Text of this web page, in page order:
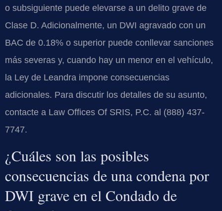
o subsiguiente puede elevarse a un delito grave de
Clase D. Adicionalmente, un DWI agravado con un
BAC de 0.18% o superior puede conllevar sanciones
más severas y, cuando hay un menor en el vehículo,
la Ley de Leandra impone consecuencias
adicionales. Para discutir los detalles de su asunto,
contacte a Law Offices Of SRIS, P.C. al (888) 437-
7747.
¿Cuáles son las posibles
consecuencias de una condena por
DWI grave en el Condado de